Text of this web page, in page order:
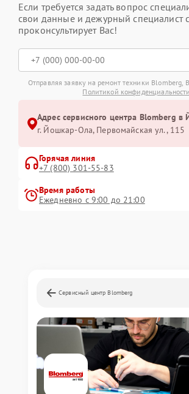
Если требуется задать вопрос
свои данные и дежурный специалист
проконсультирует Вас!
Отправляя заявку на ремонт техники Blomberg,
Политикой конфиденциальности
Адрес сервисного центра Blomberg
г. Йошкар-Ола, Первомайская ул., 115
Горячая линия
+7 (800) 301-55-83
Время работы
Ежедневно с 9:00 до 21:00
Сервисный центр Blomberg